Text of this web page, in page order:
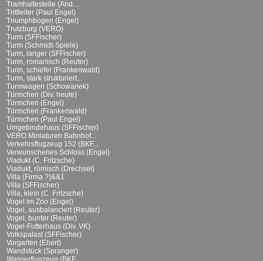
Tramhaltestelle (And....
Trittleiter (Paul Engel)
Triumphbogen (Engel)
Trutzburg (VERO)
Turm (SFFischer)
Turm (Schmidt-Spiele)
Turm, langer (SFFischer)
Turm, romanisch (Reuter)
Turm, schiefer (Frankenwald)
Turm, stark strukturiert...
Turmwagen (Schowanek)
Türmchen (Div. heute)
Türmchen (Engel)
Türmchen (Frankenwald)
Türmchen (Paul Engel)
Umgebindehaus (SFFischer)
VERO Miniaturen Bahnhof...
Verkehrsflugzeug 152 (BKF...
Verwunschenes Schloss (Engel)
Viadukt (C. Fritzsche)
Viadukt, römisch (Drechsel)
Villa (Firma ?)&&1
Villa (SFFischer)
Villa, klein (C. Fritzsche)
Vogel im Zoo (Engel)
Vogel, ausbalanciert (Reuter)
Vogel, bunter (Reuter)
Vogel-Futterhaus (Div. VK)
Volkspalast (SFFischer)
Vorgarten (Ebert)
Wandstück (Spranger)
Wasserflugzeug (BKF